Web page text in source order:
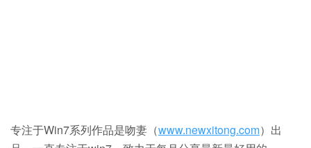
专注于Win7系列作品是吻妻（www.newxitong.com）出